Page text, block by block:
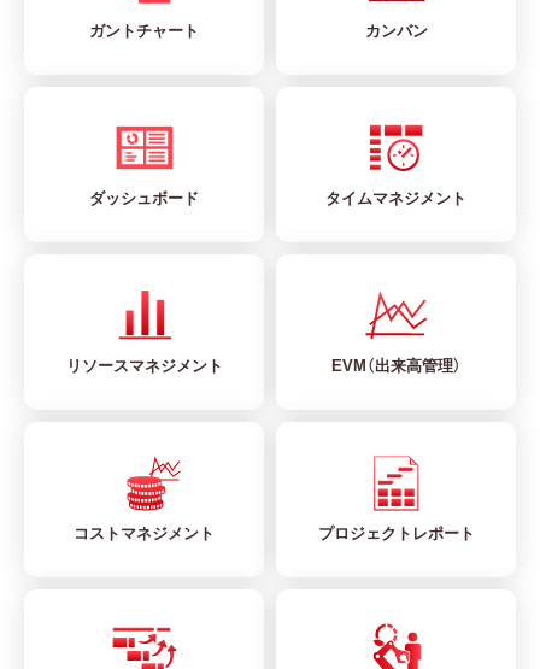
ガントチャート カンバン
ダッシュボード タイムマネジメント
リソースマネジメント EVM（出来高管理）
コストマネジメント プロジェクトレポート